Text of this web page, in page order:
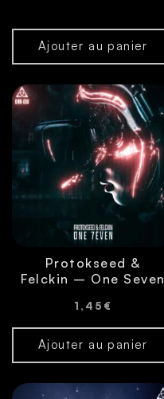
Ajouter au panier
Protokseed &
Felckin – One Seven
1,45 €
Ajouter au panier